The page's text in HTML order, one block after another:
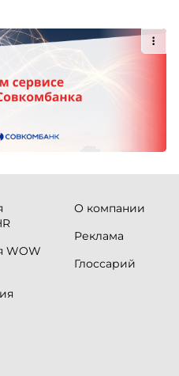
WOW
О компании
Реклама
Глоссарий